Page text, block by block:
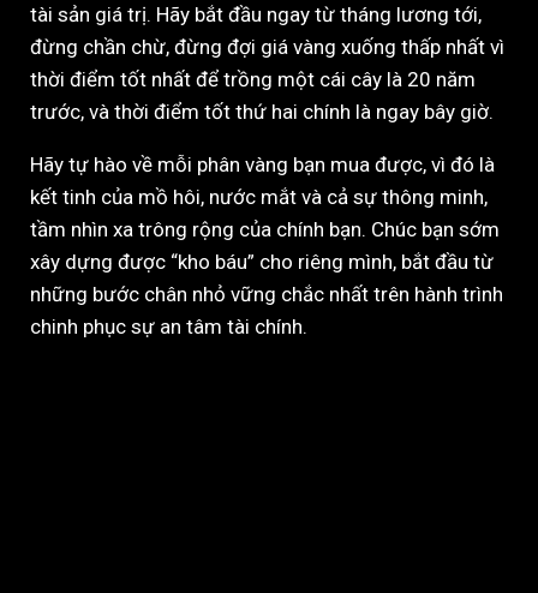
tài sản giá trị. Hãy bắt đầu ngay từ tháng lương tới,
đừng chần chừ, đừng đợi giá vàng xuống thấp nhất vì
thời điểm tốt nhất để trồng một cái cây là 20 năm
trước, và thời điểm tốt thứ hai chính là ngay bây giờ.
Hãy tự hào về mỗi phân vàng bạn mua được, vì đó là
kết tinh của mồ hôi, nước mắt và cả sự thông minh,
tầm nhìn xa trông rộng của chính bạn. Chúc bạn sớm
xây dựng được “kho báu” cho riêng mình, bắt đầu từ
những bước chân nhỏ vững chắc nhất trên hành trình
chinh phục sự an tâm tài chính.